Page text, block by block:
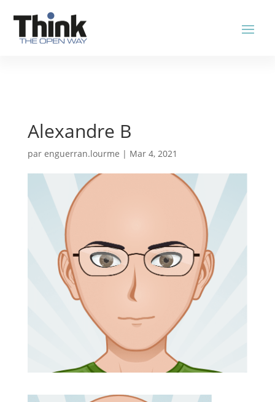
Alexandre B
par enguerran.lourme | Mar 4, 2021